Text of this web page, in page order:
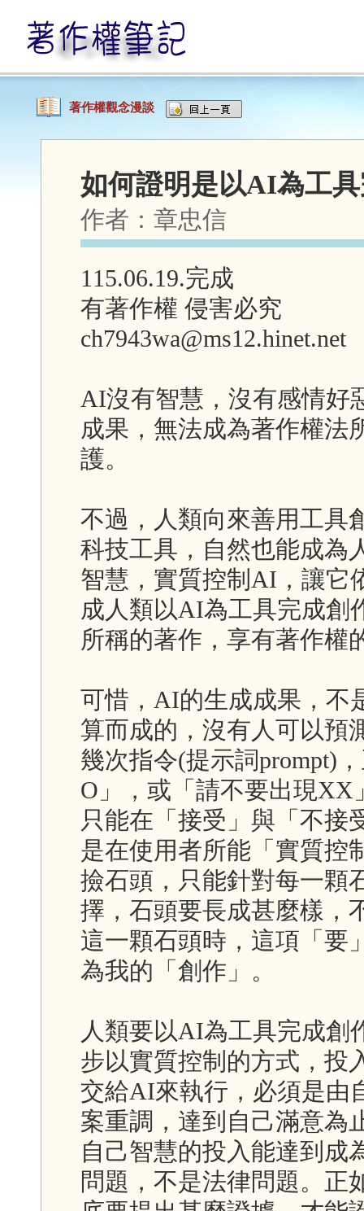
著作權觀念漫談
如何證明是以AI為工
作者： 章忠信
115.06.19.完成
有著作權 侵害必究
ch7943wa@ms12.hinet.net
AI沒有智慧，沒有感情好
成果，無法成為著作權法
護。
不過，人類向來善用工具
科技工具，自然也能成為
智慧，實質控制AI，讓它
成人類以AI為工具完成創
所稱的著作，享有著作權
可惜，AI的生成成果，不
算而成的，沒有人可以預
幾次指令(提示詞prompt)
O」，或「請不要出現
只能在「接受」與「不接
是在使用者所能「實質控
撿石頭，只能針對每一顆
擇，石頭要長成甚麼樣，
這一顆石頭時，這項「要
為我的「創作」。
人類要以AI為工具完成創
步以實質控制的方式，投
交給AI來執行，必須是由
案重調，達到自己滿意為
自己智慧的投入能達到成
問題，不是法律問題。正